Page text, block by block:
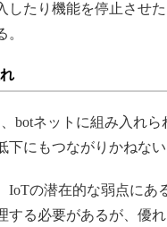
したり機能を停止させ
botネットに組み入れ
下にもつながりかねない
の潜在的な弱点にあ
する必要があるが、優